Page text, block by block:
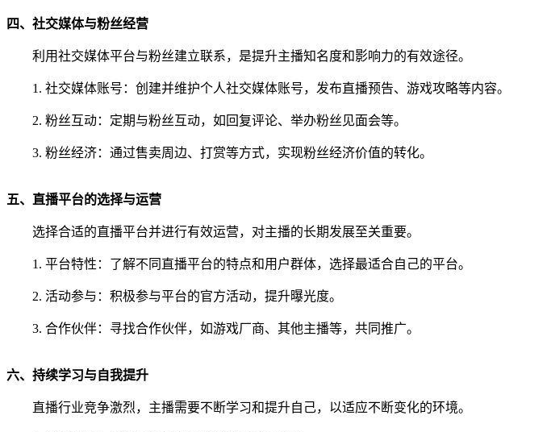
四、社交媒体与粉丝经营
利用社交媒体平台与粉丝建立联系，是提升主播知名度和影响力的有效途径。
1. 社交媒体账号：创建并维护个人社交媒体账号，发布直播预告、游戏攻略等内容。
2. 粉丝互动：定期与粉丝互动，如回复评论、举办粉丝见面会等。
3. 粉丝经济：通过售卖周边、打赏等方式，实现粉丝经济价值的转化。
五、直播平台的选择与运营
选择合适的直播平台并进行有效运营，对主播的长期发展至关重要。
1. 平台特性：了解不同直播平台的特点和用户群体，选择最适合自己的平台。
2. 活动参与：积极参与平台的官方活动，提升曝光度。
3. 合作伙伴：寻找合作伙伴，如游戏厂商、其他主播等，共同推广。
六、持续学习与自我提升
直播行业竞争激烈，主播需要不断学习和提升自己，以适应不断变化的环境。